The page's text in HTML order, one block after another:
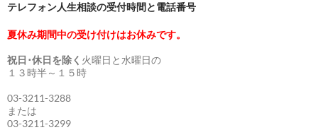
テレフォン人生相談の受付時間と電話番号
夏休み期間中の受け付けはお休みです。
祝日･休日を除く 火曜日と水曜日の
１３時半～１５時
03-3211-3288
または
03-3211-3299